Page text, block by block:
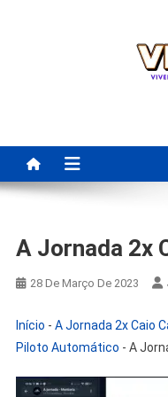
Para
A Jornada 2x
28 De Março De 2023
Início - A Jornada 2x Caio
Piloto Automático - A